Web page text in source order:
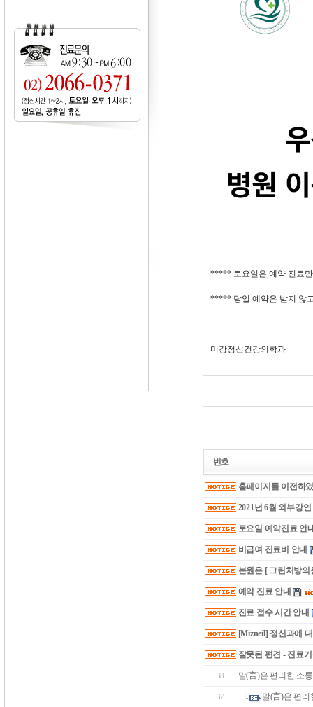
***** 토요일은 예약 진료
***** 당일 예약은 받지 않
미강정신건강의학과
번호
홈페이지를 이전하
2021년 6월 외부강
토요일 예약진료 안
비급여 진료비 안내
본원은 [ 그린처방의
예약 진료 안내
진료 접수 시간 안내
[Mizneil] 정신과에
잘못된 편견 - 진료
38 말(言)은 편리한 소
37 말(言)은 편